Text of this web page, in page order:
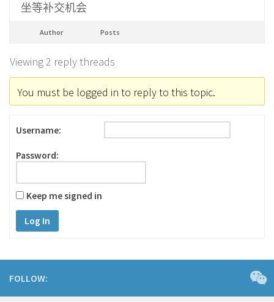
坐等补交机会
Author Posts
Viewing 2 reply threads
You must be logged in to reply to this topic.
Username:
Password:
Keep me signed in
Log In
FOLLOW: